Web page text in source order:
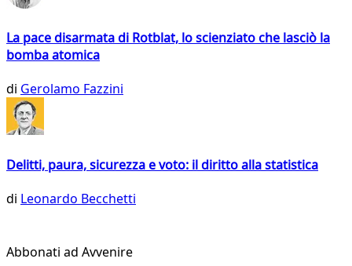
La pace disarmata di Rotblat, lo scienziato che lasciò la
bomba atomica
di Gerolamo Fazzini
Delitti, paura, sicurezza e voto: il diritto alla statistica
di Leonardo Becchetti
Abbonati ad Avvenire